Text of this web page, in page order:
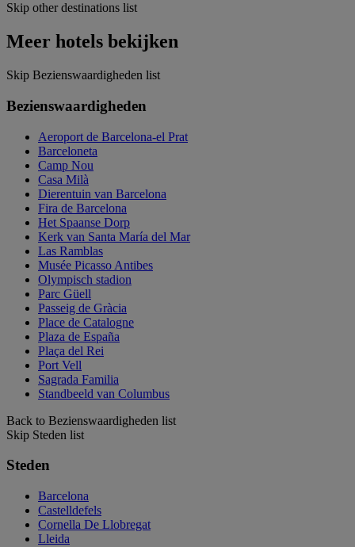
Skip other destinations list
Meer hotels bekijken
Skip Bezienswaardigheden list
Bezienswaardigheden
Aeroport de Barcelona-el Prat
Barceloneta
Camp Nou
Casa Milà
Dierentuin van Barcelona
Fira de Barcelona
Het Spaanse Dorp
Kerk van Santa María del Mar
Las Ramblas
Musée Picasso Antibes
Olympisch stadion
Parc Güell
Passeig de Gràcia
Place de Catalogne
Plaza de España
Plaça del Rei
Port Vell
Sagrada Familia
Standbeeld van Columbus
Back to Bezienswaardigheden list
Skip Steden list
Steden
Barcelona
Castelldefels
Cornella De Llobregat
Lleida